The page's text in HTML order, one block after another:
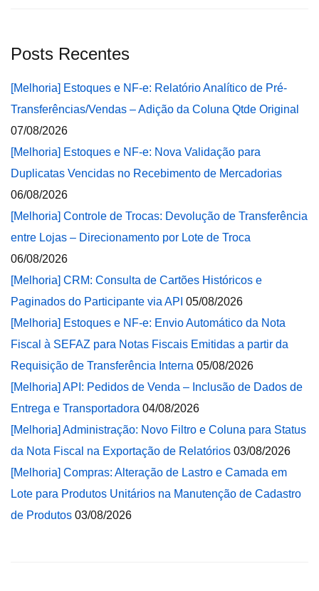
Posts Recentes
[Melhoria] Estoques e NF-e: Relatório Analítico de Pré-
Transferências/Vendas – Adição da Coluna Qtde Original
07/08/2026
[Melhoria] Estoques e NF-e: Nova Validação para
Duplicatas Vencidas no Recebimento de Mercadorias
06/08/2026
[Melhoria] Controle de Trocas: Devolução de Transferência
entre Lojas – Direcionamento por Lote de Troca
06/08/2026
[Melhoria] CRM: Consulta de Cartões Históricos e
Paginados do Participante via API 05/08/2026
[Melhoria] Estoques e NF-e: Envio Automático da Nota
Fiscal à SEFAZ para Notas Fiscais Emitidas a partir da
Requisição de Transferência Interna 05/08/2026
[Melhoria] API: Pedidos de Venda – Inclusão de Dados de
Entrega e Transportadora 04/08/2026
[Melhoria] Administração: Novo Filtro e Coluna para Status
da Nota Fiscal na Exportação de Relatórios 03/08/2026
[Melhoria] Compras: Alteração de Lastro e Camada em
Lote para Produtos Unitários na Manutenção de Cadastro
de Produtos 03/08/2026